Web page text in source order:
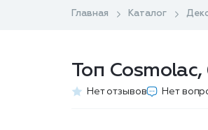
Главная Каталог
Топ Cosmolac,
Нет отзывов Нет